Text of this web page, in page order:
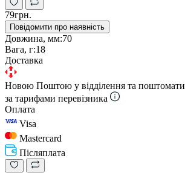
79грн.
Повідомити про наявність
Довжина, мм:70
Вага, г:18
Доставка
Новою Поштою у відділення та поштомати
за тарифами перевізника
Оплата
Visa
Mastercard
Післяплата